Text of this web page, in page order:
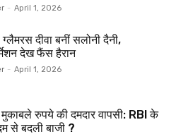
- April 1, 2026
दीवा बनीं सलोनी दैनी,
देख फैंस हैरान
- April 1, 2026
रुपये की दमदार वापसी: RBI के
से बदली बाजी ?